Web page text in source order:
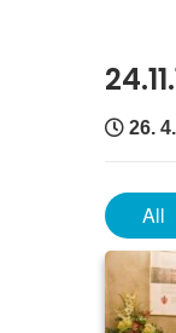
26.
All